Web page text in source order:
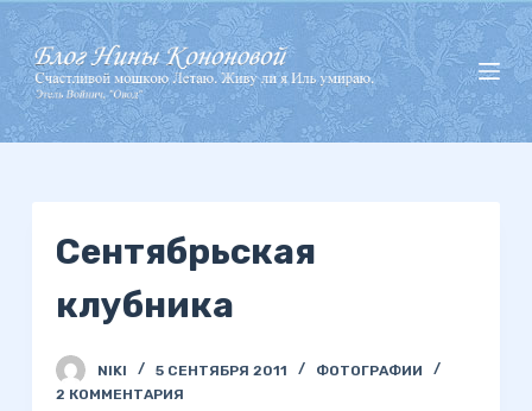
П
е
р
е
й
Сентябрьская
клубника
NIKI 5 СЕНТЯБРЯ 2011
ФОТОГРАФИИ
2 КОММЕНТАРИЯ